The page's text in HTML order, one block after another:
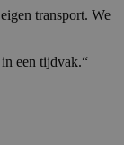
transport. We
een tijdvak.“